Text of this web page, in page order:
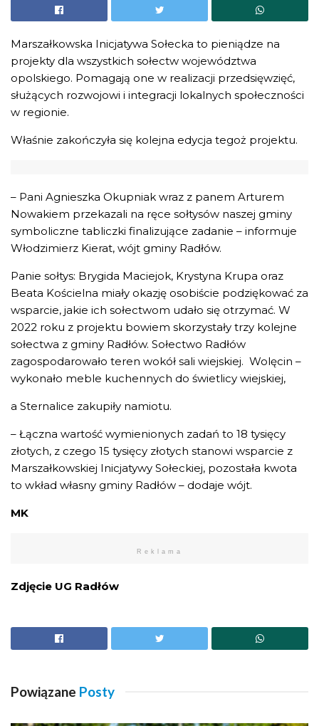
Marszałkowska Inicjatywa Sołecka to pieniądze na
projekty dla wszystkich sołectw województwa
opolskiego. Pomagają one w realizacji przedsięwzięć,
służących rozwojowi i integracji lokalnych społeczności
w regionie.
Właśnie zakończyła się kolejna edycja tegoż projektu.
– Pani Agnieszka Okupniak wraz z panem Arturem
Nowakiem przekazali na ręce sołtysów naszej gminy
symboliczne tabliczki finalizujące zadanie – informuje
Włodzimierz Kierat, wójt gminy Radłów.
Panie sołtys: Brygida Maciejok, Krystyna Krupa oraz
Beata Kościelna miały okazję osobiście podziękować za
wsparcie, jakie ich sołectwom udało się otrzymać. W
2022 roku z projektu bowiem skorzystały trzy kolejne
sołectwa z gminy Radłów. Sołectwo Radłów
zagospodarowało teren wokół sali wiejskiej. Wolęcin –
wykonało meble kuchennych do świetlicy wiejskiej,
a Sternalice zakupiły namiotu.
– Łączna wartość wymienionych zadań to 18 tysięcy
złotych, z czego 15 tysięcy złotych stanowi wsparcie z
Marszałkowskiej Inicjatywy Sołeckiej, pozostała kwota
to wkład własny gminy Radłów – dodaje wójt.
MK
Reklama
Zdjęcie UG Radłów
Powiązane Posty